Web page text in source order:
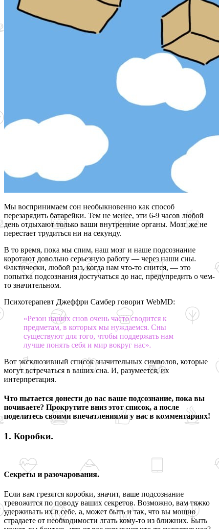
Мы воспринимаем сон необыкновенно как способ
перезарядить батарейки. Тем не менее, эти 6-9 часов любой
день отдыхают только ваши внутренние органы. Мозг же не
перестает трудиться ни на секунду.
В то время, пока мы спим, наш мозг и наше подсознание
коротают довольно серьезную работу — через наши сны.
Фактически, любой раз, когда нам что-то снится, — это
попытка подсознания достучаться до нас, предупредить о чем-
то значительном.
Психотерапевт Джеффри Самбер говорит WebMD:
«Резон наших снов очень часто сводится к
предметам, в которых мы нуждаемся. Сны
существуют для того, чтобы поддержать нам
лучше понять себя и мир вокруг нас».
Вот эксклюзивный список значительных символов, которые
могут встречаться в ваших сна. И, разумеется, их
интерпретация.
Что пытается донести до вас ваше подсознание, пока вы
почиваете? Прокрутите вниз этот список, а после
поделитесь своими впечатлениями у нас в комментариях!
1. Коробки.
Секреты и разочарования.
Если вам грезятся коробки, значит, ваше подсознание
тревожится по поводу ваших секретов. Возможно, вам тяжко
удерживать их в себе, а, может быть и так, что вы мощно
страдаете от необходимости лгать кому-то из ближних. Быть